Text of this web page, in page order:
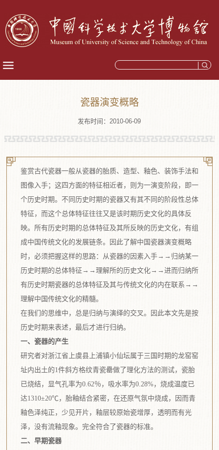
瓷器演变概略
发布时间：2010-06-09
鉴赏古代瓷器一般从瓷器的胎质、造型、釉色、装饰手法和
图像入手；这四方面的特征相近者，则为一演变阶段，即一
个历史时期。不同历史时期的瓷器又有其不同的阶段性总体
特征，而这个总体特征往往又是该时期历史文化的具体反
映。所有历史时期的总体特征及其所反映的历史文化，有组
成中国传统文化的发展链条。因此了解中国瓷器演变概略
时，必须把握这样的思路：从瓷器的因素入手→→归纳某一
历史时期的总体特征→→理解所的历史文化→→进而归纳所
有历史时期瓷器的总体特征及其与传统文化的内在联系→→
理解中国传统文化的精髓。
在我们的思维中，总是归纳与演绎的交叉。因此本文先是按
历史时期来表述，最后才进行归纳。
一、瓷器的产生
研究者对浙江省上虞县上浦镇小仙坛属于三国时期的龙窑窑
址内出土的1件斜方格纹青瓷罍做了理化方法的测试，瓷胎
已烧结，显气孔率为0.62％，吸水率为0.28%，烧成温度已
达1310±20℃，胎釉结合紧密，在还原气氛中烧成，因而青
釉色泽纯正，少见开片，釉层较原始瓷增厚，透明而有光
泽，没有流釉现象。完全符合了瓷器的标准。
二、早期瓷器